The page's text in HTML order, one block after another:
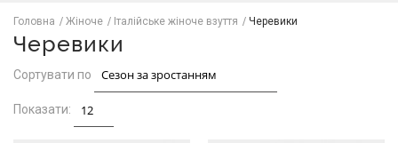
Головна Жіноче Італійське жіноче взуття Черевики
Черевики
Сортувати по
Показати: